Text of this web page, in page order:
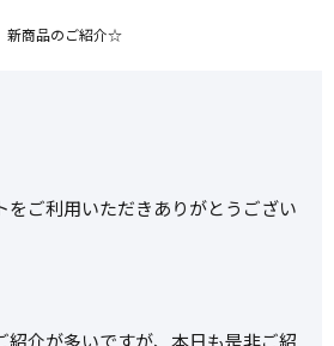
新商品のご紹介☆
をご利用いただきありがとうござい
紹介が多いですが、本日も是非ご紹